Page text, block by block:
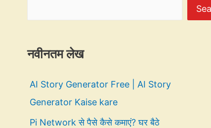
नवीनतम लेख
AI Story Generator Free | AI Story
Generator Kaise kare
Pi Network से पैसे कैसे कमाएं? घर बैठे